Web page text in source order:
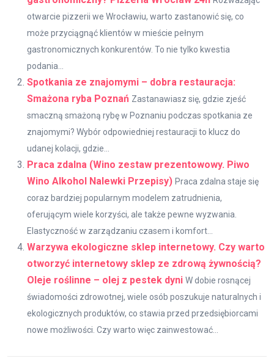
otwarcie pizzerii we Wrocławiu, warto zastanowić się, co
może przyciągnąć klientów w mieście pełnym
gastronomicznych konkurentów. To nie tylko kwestia
podania...
Spotkania ze znajomymi – dobra restauracja:
Smażona ryba Poznań Zastanawiasz się, gdzie zjeść
smaczną smażoną rybę w Poznaniu podczas spotkania ze
znajomymi? Wybór odpowiedniej restauracji to klucz do
udanej kolacji, gdzie...
Praca zdalna (Wino zestaw prezentowowy. Piwo
Wino Alkohol Nalewki Przepisy) Praca zdalna staje się
coraz bardziej popularnym modelem zatrudnienia,
oferującym wiele korzyści, ale także pewne wyzwania.
Elastyczność w zarządzaniu czasem i komfort...
Warzywa ekologiczne sklep internetowy. Czy warto
otworzyć internetowy sklep ze zdrową żywnością?
Oleje roślinne – olej z pestek dyni W dobie rosnącej
świadomości zdrowotnej, wiele osób poszukuje naturalnych i
ekologicznych produktów, co stawia przed przedsiębiorcami
nowe możliwości. Czy warto więc zainwestować...